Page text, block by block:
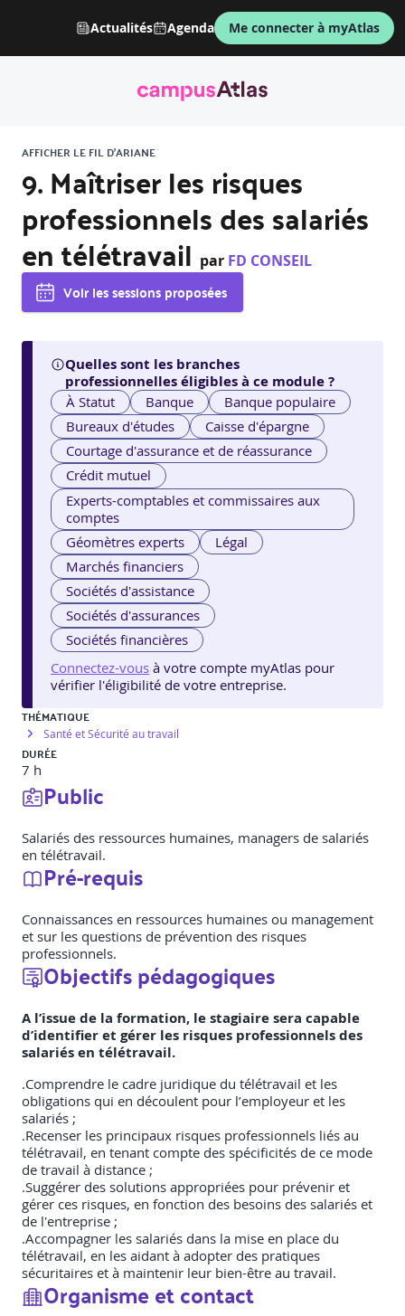
Actualités Agenda Me connecter à myAtlas
AFFICHER LE FIL D'ARIANE
9. Maîtriser les risques
professionnels des salariés
en télétravail par FD CONSEIL
Voir les sessions proposées
Quelles sont les branches
professionnelles éligibles à ce module ?
À Statut Banque
Banque populaire
Bureaux d'études
Caisse d'épargne
Courtage d'assurance et de réassurance
Crédit mutuel
Experts-comptables et commissaires aux
comptes
Géomètres experts
Légal
Marchés financiers
Sociétés d'assistance
Sociétés d'assurances
Sociétés financières
Connectez-vous à votre compte myAtlas pour
vérifier l'éligibilité de votre entreprise.
THÉMATIQUE
Santé et Sécurité au travail
DURÉE
7 h
Public
Salariés des ressources humaines, managers de salariés
en télétravail.
Pré-requis
Connaissances en ressources humaines ou management
et sur les questions de prévention des risques
professionnels.
Objectifs pédagogiques
A l’issue de la formation, le stagiaire sera capable
d’identifier et gérer les risques professionnels des
salariés en télétravail.
.Comprendre le cadre juridique du télétravail et les
obligations qui en découlent pour l’employeur et les
salariés ;
.Recenser les principaux risques professionnels liés au
télétravail, en tenant compte des spécificités de ce mode
de travail à distance ;
.Suggérer des solutions appropriées pour prévenir et
gérer ces risques, en fonction des besoins des salariés et
de l'entreprise ;
.Accompagner les salariés dans la mise en place du
télétravail, en les aidant à adopter des pratiques
sécuritaires et à maintenir leur bien-être au travail.
Organisme et contact